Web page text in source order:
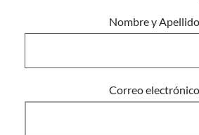
Nombre y Apellido
Correo electrónico